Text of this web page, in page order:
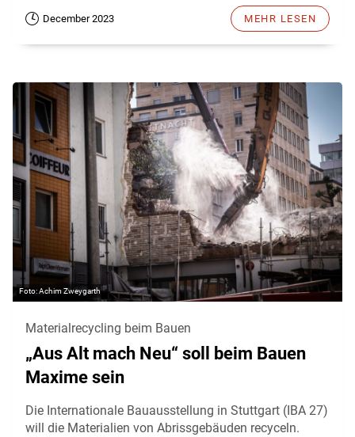
December 2023 MEHR LESEN
Achim Zweygarth
Materialrecycling beim Bauen
„Aus Alt mach Neu“ soll beim Bauen
Maxime sein
Die Internationale Bauausstellung in Stuttgart (IBA 27)
will die Materialien von Abrissgebäuden recyceln.